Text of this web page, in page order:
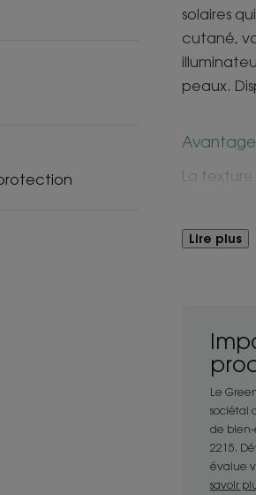
solaires
cutané,
peaux.
La
Tiaré.
-
Monoï et
-
sans
Lire plus
Le
sociétal
de bien-
2215.
évalue
savoir